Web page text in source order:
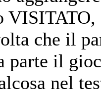
VISITATO,
che il
parte il
nel